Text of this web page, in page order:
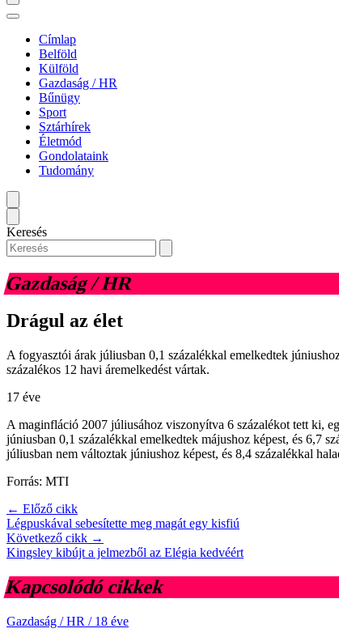
Címlap
Belföld
Külföld
Gazdaság / HR
Bűnügy
Sport
Sztárhírek
Életmód
Gondolataink
Tudomány
Keresés
Gazdaság / HR
Drágul az élet
A fogyasztói árak júliusban 0,1 százalékkal emelkedtek
százalékos 12 havi áremelkedést vártak.
17 éve
A maginfláció 2007 júliusához viszonyítva 6 százalékot tett ki,
júniusban 0,1 százalékkal emelkedtek májushoz képest, és 6,7
júliusban nem változtak júniushoz képest, és 8,4 százalékkal
Forrás: MTI
← Előző cikk
Légpuskával sebesítette meg magát egy kisfiú
Következő cikk →
Kingsley kibújt a jelmezből az Elégia kedvéért
Kapcsolódó cikkek
Gazdaság / HR / 18 éve